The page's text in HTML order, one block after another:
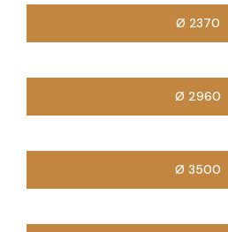
Ø 2370
Ø 2960
Ø 3500